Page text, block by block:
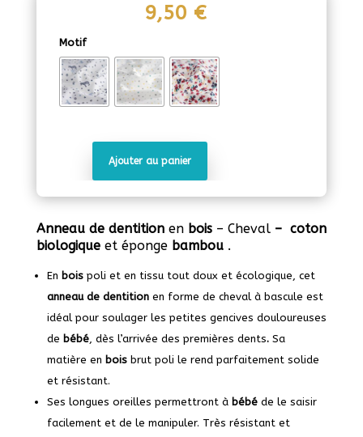
9,50 €
Motif
Anneau
dentition
en
-
Cheval
Ajouter au panier
Anneau de dentition en bois– Cheval – coton
biologiqueet épongebambou .
En boispoli et en tissu tout doux et écologique, cet
anneau de dentitionen forme de cheval à bascule est
idéal pour soulager les petites gencives douloureuses
de bébé, dès l’arrivée des premières dents. Sa
matière en boisbrut poli le rend parfaitement solide
et résistant.
Ses longues oreilles permettront à bébéde le saisir
facilement et de le manipuler. Très résistant et